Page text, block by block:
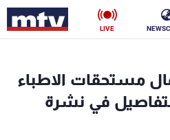
LIVE
مستحقات الاطباء
في نشرة